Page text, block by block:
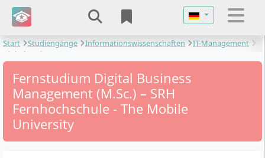
Sprache
Start Studiengänge Informationswissenschaften
IT-Management
Digital Business Management
Fernstudium Digital Business
Management (M.Sc.) – SRH
Fernhochschule - The Mobile
University